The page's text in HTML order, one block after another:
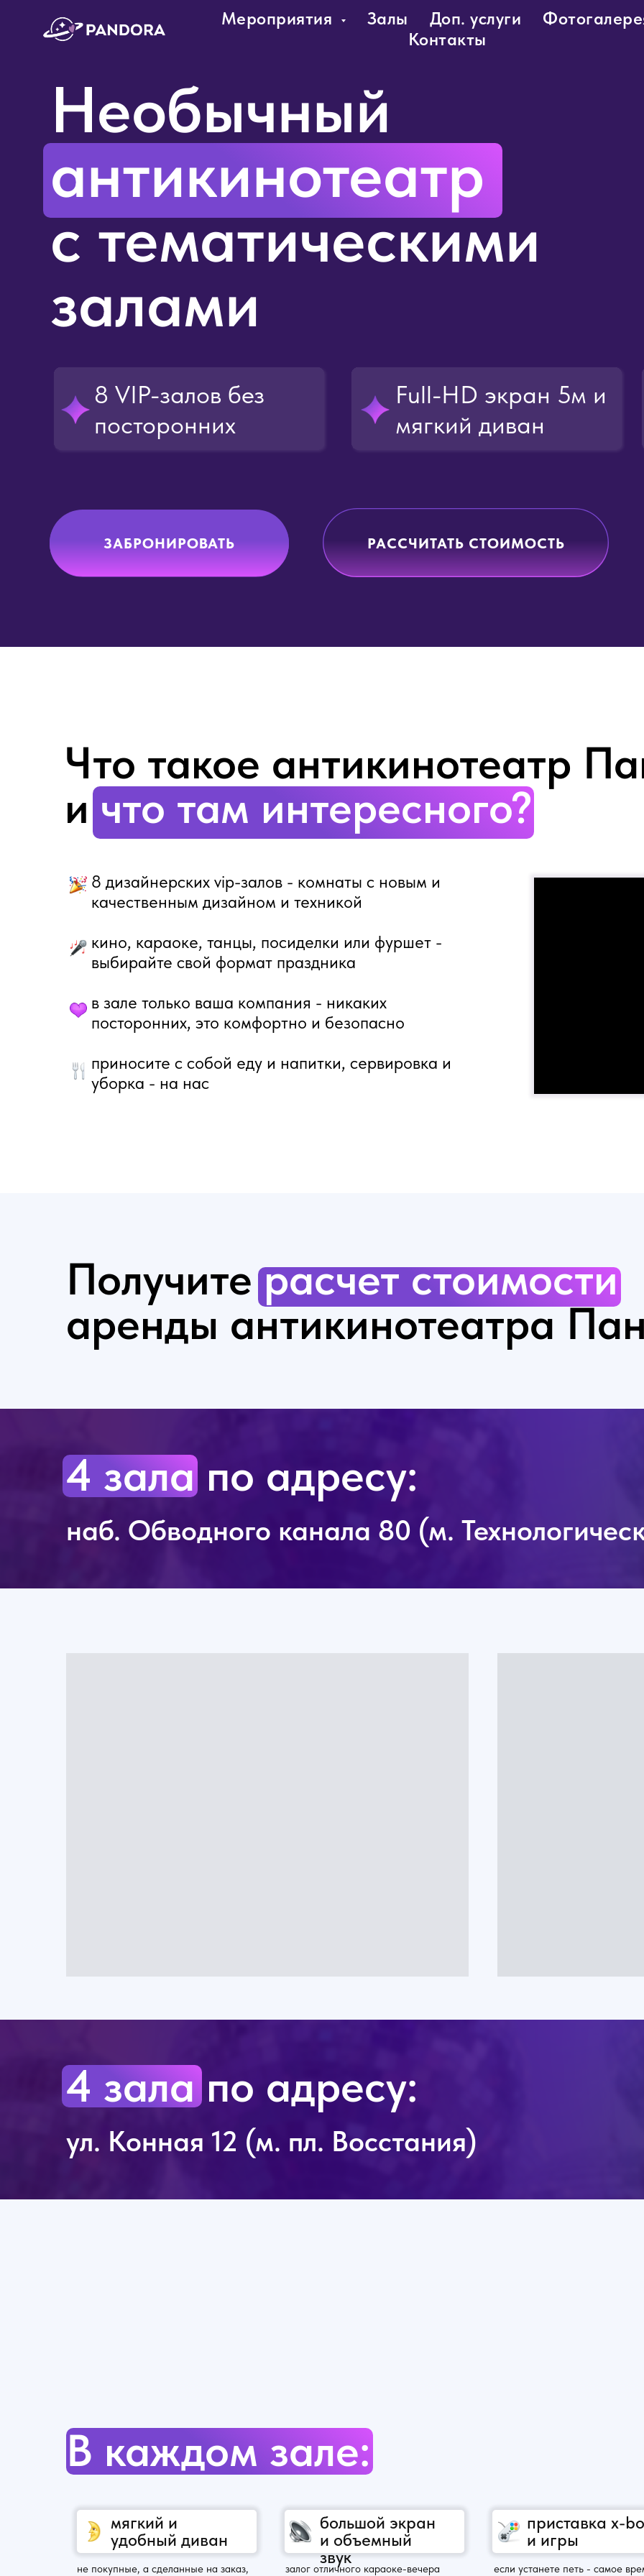
Мероприятия Залы Доп. услуги
Контакты
Необычный
антикинотеатр
с тематическими
залами
РАССЧИТАТЬ СТОИМОСТЬ
ЗАБРОНИРОВАТЬ
Full-HD экран 5м и
мягкий диван
8 VIP-залов без
посторонних
event-пространство
8 дизайнерских vip-залов - комнаты с новым и
качественным дизайном и техникой
кино, караоке, танцы, посиделки или фуршет -
выбирайте свой формат праздника
в зале только ваша компания - никаких
посторонних, это комфортно и безопасно
приносите с собой еду и напитки, сервировка и
уборка - на нас
Что такое антикинотеатр
ичто там интересного?
Получитерасчет стоимости
аренды антикинотеатра
4 зала по адресу:
наб. Обводного канала 80 (м.
4 зала по адресу:
ул. Конная 12 (м. пл. Восстания)
не покупные, а сделанные на заказ,
залог отличного караоке-вечера
если устанете петь - самое
В каждом зале:
большой экран
и объемный
звук
мягкий и
удобный диван
приставка x-
и игры